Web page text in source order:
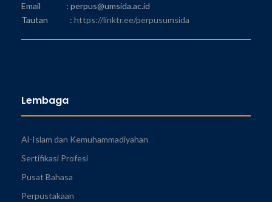
Email : perpus@umsida.ac.id
Tautan : https://linktr.ee/perpusumsida
Lembaga
Al-Islam dan Kemuhammadiyahan
Sertifikasi Profesi
Pusat Bahasa
Perpustakaan